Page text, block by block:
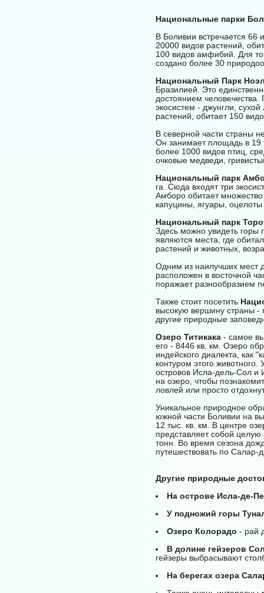
Национальные парки
В Боливии встречается 66
20000 видов растений,
100 видов амфибий. Для
создано более 30
Национальный Парк
Бразилией. Это
достоянием
экосистем - джунгли,
растений, обитает 150
В северной части страны
Он занимает площадь в 19
более 1000 видов птиц,
очковые медведи,
Национальный парк
га. Сюда входят три
Амборо обитает
капуцины, ягуары,
Национальный парк
Здесь можно увидеть горы
являются места, где
растений и животных,
Одним из наилучших мест
расположен в восточной
поражает разнообразием
Также стоит посетить
высокую вершину страны
другие природные
Озеро Титикака - самое
его - 8446 кв. км. Озеро
индейского диалекта, как
контуром этого
островов Исла-дель-Сол и
на озеро, чтобы
ловлей или просто
Уникальное природное
южной части Боливии на
12 тыс. кв. км. В центре
представляет собой
тонн. Во время сезона
путешествовать по
Другие природные
На острове Исла-де-
У подножий горы
Озеро Колорадо - рай
В долине гейзеров
гейзеры выбрасывают
На берегах озера